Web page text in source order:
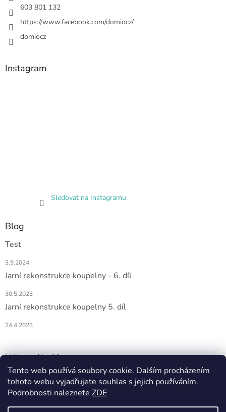
Tento web používá soubory cookie. Dalším procházením
tohoto webu vyjadřujete souhlas s jejich používáním.
Podrobnosti naleznete ZDE
603 801 132
https://www.facebook.com/domiocz/
domiocz
Instagram
Sledovat na Instagramu
Blog
Test
3.9.2024
Jarní rekonstrukce koupelny - 6. díl
30.5.2023
Jarní rekonstrukce koupelny 5. díl
24.4.2023
Nákupní košík
0KS /0 KČ